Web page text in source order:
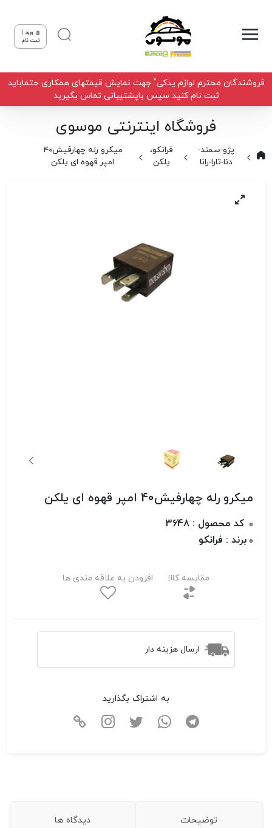
ورود |
ثبت نام
فروشندگان محترم لوازم یدکی" جهت نمایش قیمتهای همکاری حتماباید
ثبت نام کنید سپس باپشتیبانی تماس بگیرید
فروشگاه اینترنتی موسوی
پژو-سمند-
دنا-تارا-رانا
فرانکو،
یلکن
میکرو رله چهارفیش40
امپر قهوه ای یلکن
میکرو رله چهارفیش40 امپر قهوه ای یلکن
کد محصول : 3648
برند : فرانکو
مقایسه کالا افزودن به علاقه مندی ها
ارسال هزینه دار
به اشتراک بگذارید
توضیحات دیدگاه ها